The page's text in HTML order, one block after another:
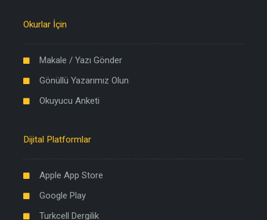
Okurlar İçin
Makale / Yazı Gönder
Gönüllü Yazarımız Olun
Okuyucu Anketi
Dijital Platformlar
Apple App Store
Google Play
Turkcell Dergilik